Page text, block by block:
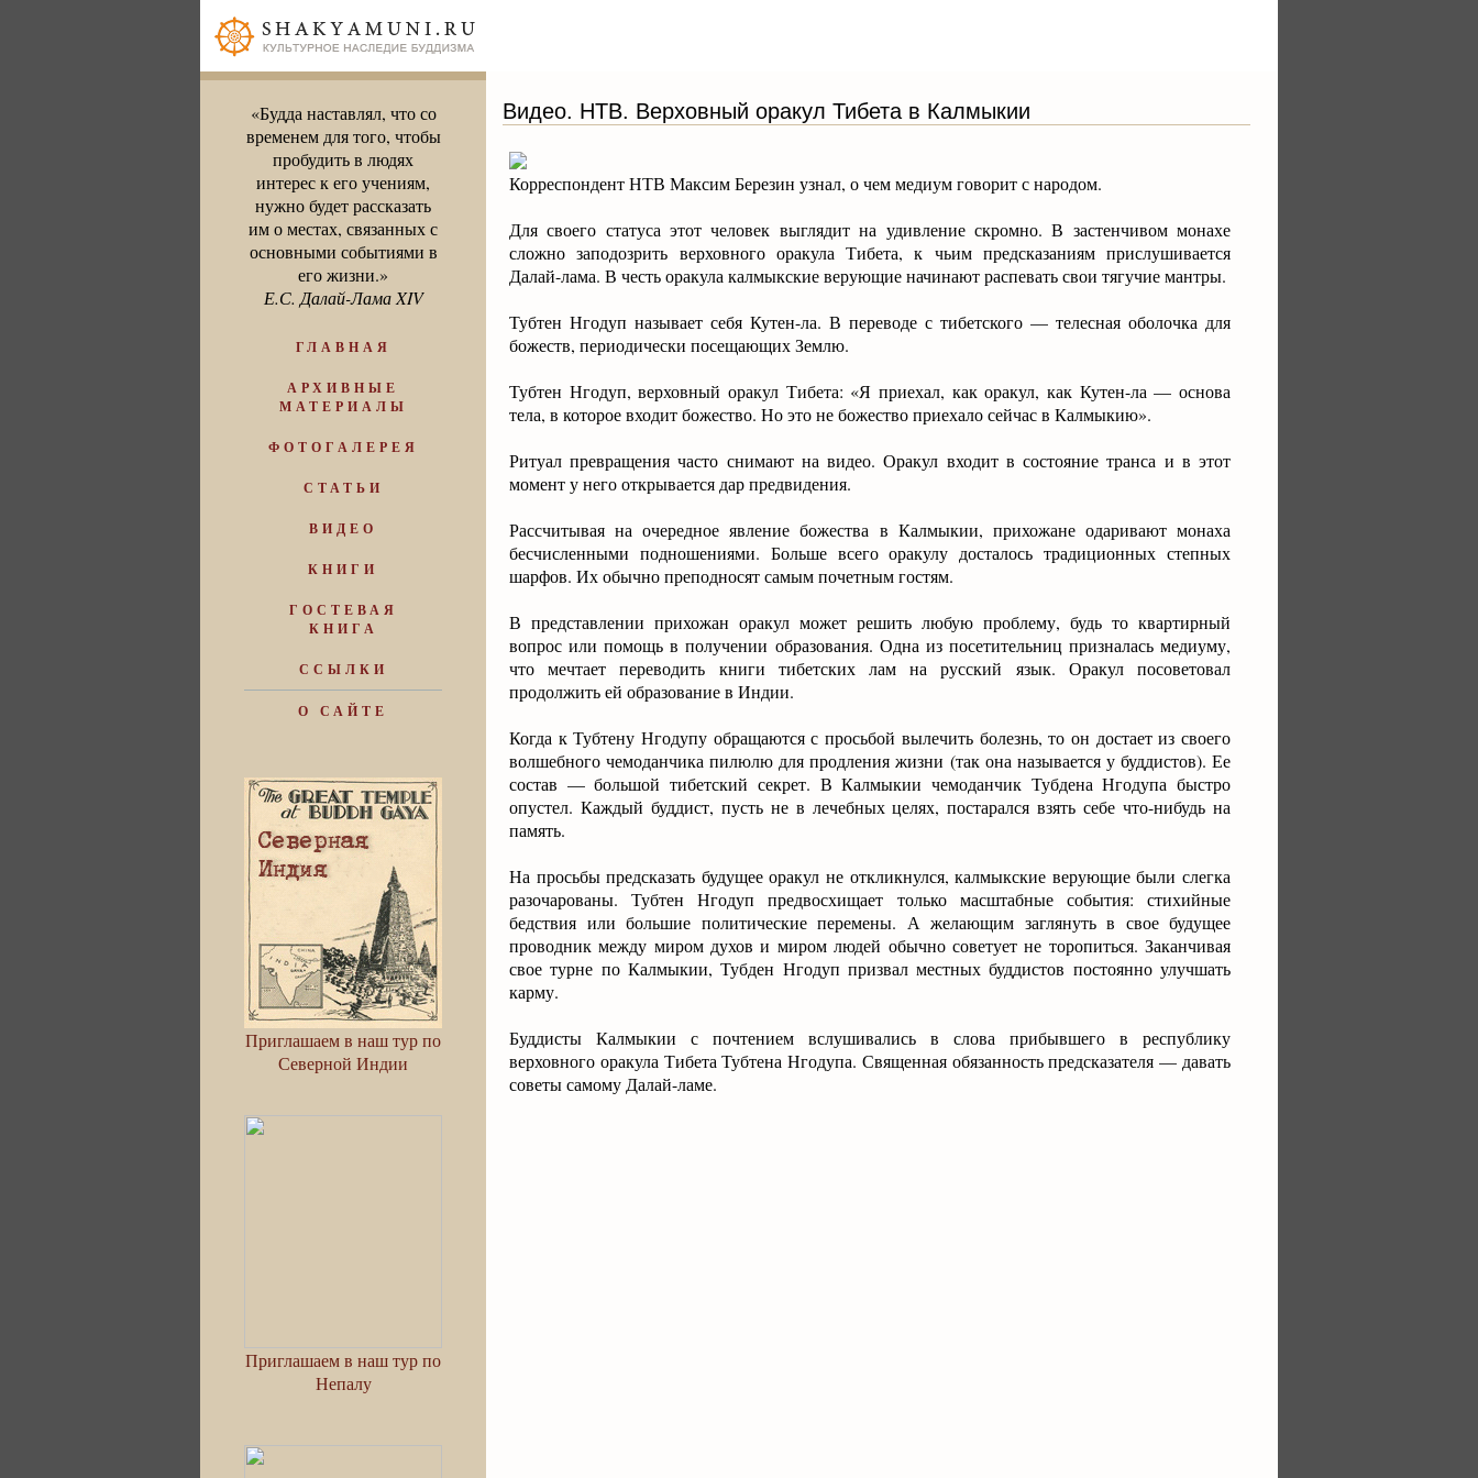
«Будда наставлял, что со
временем для того, чтобы
пробудить в людях
интерес к его учениям,
нужно будет рассказать
им о местах, связанных с
основными событиями в
его жизни.»
Е.С. Далай-Лама XIV
ГЛАВНАЯ
АРХИВНЫЕ
МАТЕРИАЛЫ
ФОТОГАЛЕРЕЯ
СТАТЬИ
ВИДЕО
КНИГИ
ГОСТЕВАЯ
КНИГА
ССЫЛКИ
О САЙТЕ
Приглашаем в наш тур по
Северной Индии
Приглашаем в наш тур по
Непалу
Видео. НТВ. Верховный оракул Тибета в Калмыкии
Корреспондент НТВ Максим Березин узнал, о чем медиум говорит с народом.
Для своего статуса этот человек выглядит на удивление скромно. В застенчивом монахе
сложно заподозрить верховного оракула Тибета, к чьим предсказаниям прислушивается
Далай-лама. В честь оракула калмыкские верующие начинают распевать свои тягучие мантры.
Тубтен Нгодуп называет себя Кутен-ла. В переводе с тибетского — телесная оболочка для
божеств, периодически посещающих Землю.
Тубтен Нгодуп, верховный оракул Тибета: «Я приехал, как оракул, как Кутен-ла — основа
тела, в которое входит божество. Но это не божество приехало сейчас в Калмыкию».
Ритуал превращения часто снимают на видео. Оракул входит в состояние транса и в этот
момент у него открывается дар предвидения.
Рассчитывая на очередное явление божества в Калмыкии, прихожане одаривают монаха
бесчисленными подношениями. Больше всего оракулу досталось традиционных степных
шарфов. Их обычно преподносят самым почетным гостям.
В представлении прихожан оракул может решить любую проблему, будь то квартирный
вопрос или помощь в получении образования. Одна из посетительниц призналась медиуму,
что мечтает переводить книги тибетских лам на русский язык. Оракул посоветовал
продолжить ей образование в Индии.
Когда к Тубтену Нгодупу обращаются с просьбой вылечить болезнь, то он достает из своего
волшебного чемоданчика пилюлю для продления жизни (так она называется у буддистов). Ее
состав — большой тибетский секрет. В Калмыкии чемоданчик Тубдена Нгодупа быстро
опустел. Каждый буддист, пусть не в лечебных целях, постарался взять себе что-нибудь на
память.
На просьбы предсказать будущее оракул не откликнулся, калмыкские верующие были слегка
разочарованы. Тубтен Нгодуп предвосхищает только масштабные события: стихийные
бедствия или большие политические перемены. А желающим заглянуть в свое будущее
проводник между миром духов и миром людей обычно советует не торопиться. Заканчивая
свое турне по Калмыкии, Тубден Нгодуп призвал местных буддистов постоянно улучшать
карму.
Буддисты Калмыкии с почтением вслушивались в слова прибывшего в республику
верховного оракула Тибета Тубтена Нгодупа. Священная обязанность предсказателя — давать
советы самому Далай-ламе.